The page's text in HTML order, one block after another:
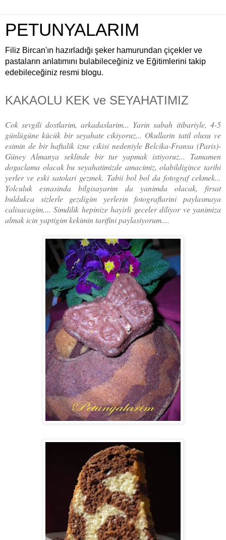
PETUNYALARIM
Filiz Bircan'ın hazırladığı şeker hamurundan çiçekler ve
pastaların anlatımını bulabileceğiniz ve Eğitimlerini takip
edebileceğiniz resmi blogu.
KAKAOLU KEK ve SEYAHATIMIZ
Cok sevgili dostlarim, arkadaslarim... Yarin sabah itibariyle, 4-5
günlügüne kücük bir seyahate cikiyoruz... Okullarin tatil olusu ve
esimin de bir haftalik izne cikisi nedeniyle Belcika-Fransa (Paris)-
Güney Almanya seklinde bir tur yapmak istiyoruz... Tamamen
dogaclama olacak bu seyahatimizde amacimiz, olabildigince tarihi
yerler ve eski satolari gezmek. Tabii bol bol da fotograf cekmek...
Yolculuk esnasinda bilgisayarim da yanimda olacak, firsat
buldukca sizlerle gezdigim yerlerin fotograflarini paylasmaya
calisacagim.... Simdilik hepinize hayirli geceler diliyor ve yanimiza
almak icin yaptigim kekimin tarifini paylasiyorum....